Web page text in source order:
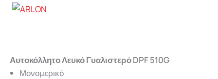
Αυτοκόλλητο Λευκό Γυαλιστερό DPF 510G
Μονομερικό